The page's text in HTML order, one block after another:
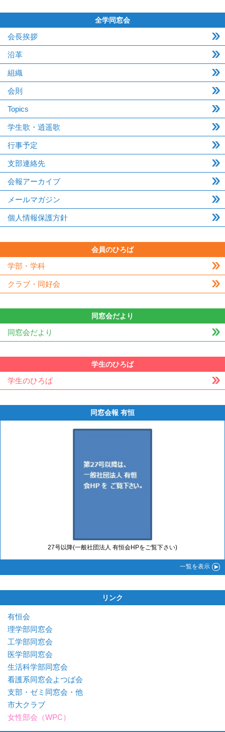
全学同窓会
会長挨拶
沿革
組織
会則
Topics
学生歌・逍遥歌
行事予定
支部連絡先
会報アーカイブ
メールマガジン
個人情報保護方針
会員のひろば
学部・学科
クラブ・同好会
同窓会だより
同窓会だより
学生のひろば
学生のひろば
同窓会報 有恒
27号以降(一般社団法人 有恒会HPをご覧下さい)
一覧を表示
リンク
有恒会
理学部同窓会
工学部同窓会
医学部同窓会
生活科学部同窓会
看護系同窓会よつば会
支部・ゼミ同窓会・他
市大クラブ
女性部会（WPC）